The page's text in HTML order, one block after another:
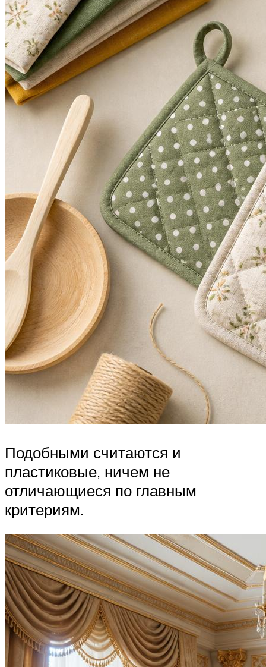
Подобными считаются и
пластиковые, ничем не
отличающиеся по главным
критериям.